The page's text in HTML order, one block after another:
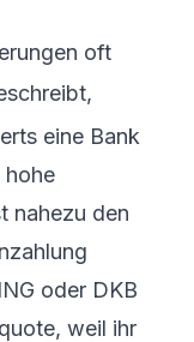
oft
eine Bank
hohe
nahezu den
oder DKB
weil ihr